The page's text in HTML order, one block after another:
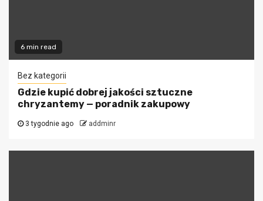
6 min read
Bez kategorii
Gdzie kupić dobrej jakości sztuczne
chryzantemy — poradnik zakupowy
3 tygodnie ago addminr